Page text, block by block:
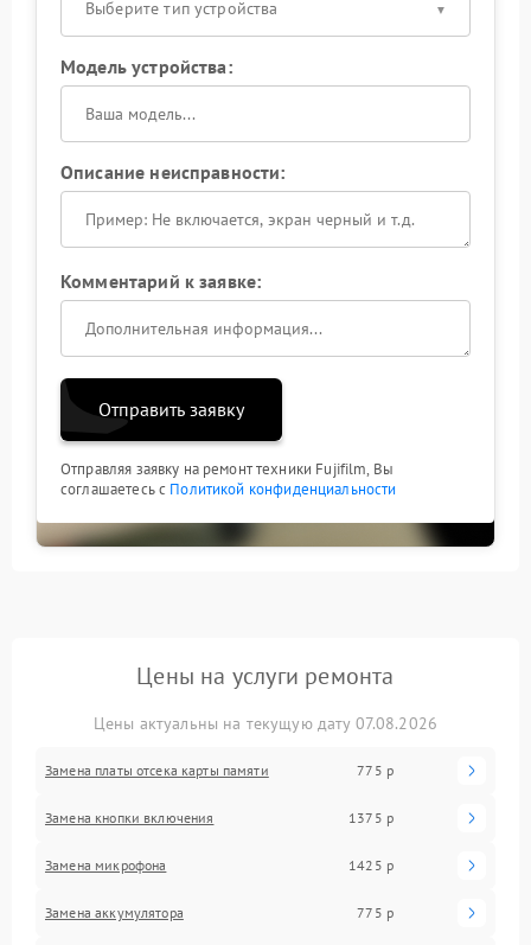
Выберите тип устройства
Модель устройства:
Описание неисправности:
Комментарий к заявке:
Отправить заявку
Отправляя заявку на ремонт техники Fujifilm, Вы
соглашаетесь с Политикой конфиденциальности
Цены на услуги ремонта
Цены актуальны на текущую дату 07.08.2026
Замена платы отсека карты памяти 775 р
Замена кнопки включения 1375 р
Замена микрофона 1425 р
Замена аккумулятора 775 р